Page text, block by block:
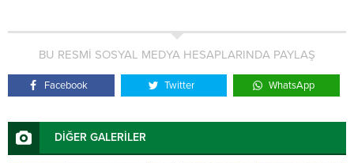
BU RESMİ SOSYAL MEDYA HESAPLARINDA PAYLAŞ
Facebook Twitter WhatsApp
DİĞER GALERİLER